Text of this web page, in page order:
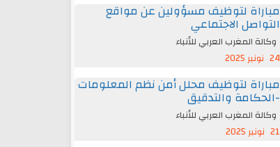
مباراة لتوظيف مسؤولين عن مواقع
التواصل الاجتماعي
وكالة المغرب العربي للأنباء
24 نونبر 2025
مباراة لتوظيف محلل أمن نظم المعلومات
-الحكامة والتدقيق
وكالة المغرب العربي للأنباء
21 نونبر 2025